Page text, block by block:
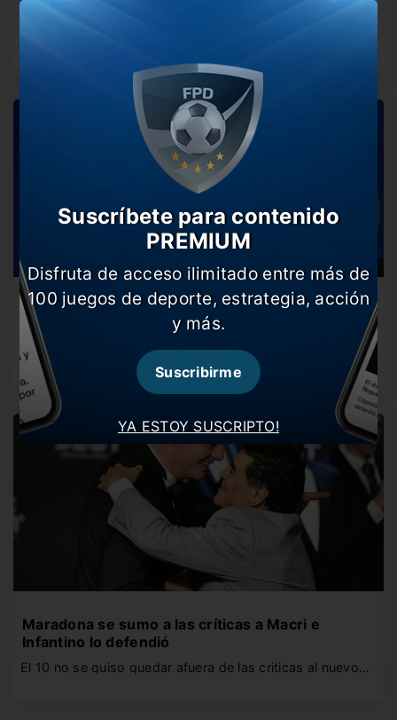
El ente Internacional de Fútbol, emitió un comunicado
Alerta mundial: Abren investigación contra
Infantino
El Presidente de la FIFA fue imputado por encubrimiento
en supuestos casos…
Maradona se sumo a las críticas a Macri e
Infantino lo defendió
El 10 no se quiso quedar afuera de las criticas al nuevo…
YA ESTOY SUSCRIPTO!
Suscríbete para contenido
PREMIUM
Disfruta de acceso ilimitado entre más de
100 juegos de deporte, estrategia, acción
y más.
Suscribirme